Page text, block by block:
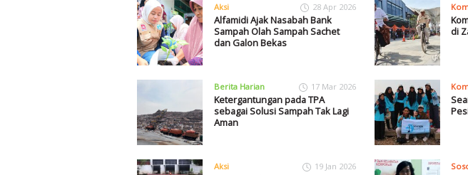
Aksi 28 Apr 2026
Alfamidi Ajak Nasabah Bank
Sampah Olah Sampah Sachet
dan Galon Bekas
Berita Harian 17 Mar 2026
Ketergantungan pada TPA
sebagai Solusi Sampah Tak Lagi
Aman
Aksi 19 Jan 2026
di